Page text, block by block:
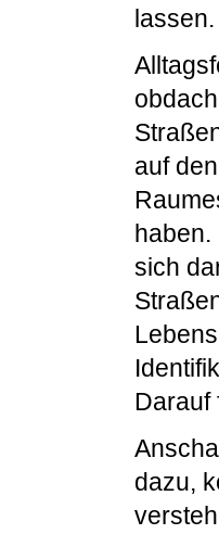
lassen.
auf
haben.
sich
Darauf
dazu,